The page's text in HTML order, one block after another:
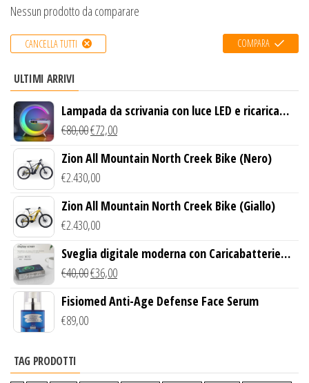
Nessun prodotto da comparare
CANCELLA TUTTI COMPARA
ULTIMI ARRIVI
Lampada da scrivania con luce LED e ricarica
wireless
€80,00€72,00
Zion All Mountain North Creek Bike (Nero)
€2.430,00
Zion All Mountain North Creek Bike (Giallo)
€2.430,00
Sveglia digitale moderna con Caricabatterie
Wireless Qi
€40,00€36,00
Fisiomed Anti-Age Defense Face Serum
€89,00
TAG PRODOTTI